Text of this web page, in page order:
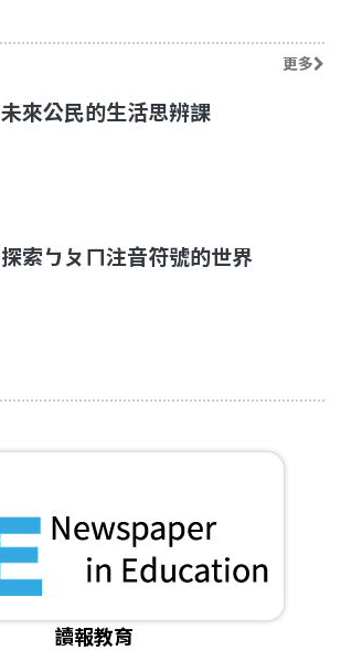
更多
未來公民的生活思辨課
探索ㄅㄆㄇ注音符號的世界
讀報教育